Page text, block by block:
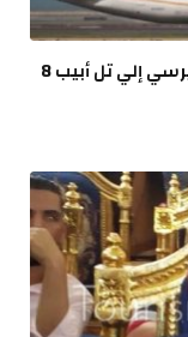
“يونايتد إيرلاينز” تستأنف رحلاتها من نيوجيرسي إلي تل أبيب 8